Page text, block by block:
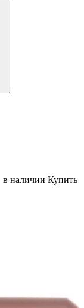
в наличии Купить